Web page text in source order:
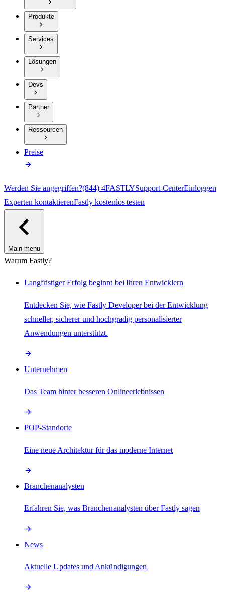
Produkte
Services
Lösungen
Devs
Partner
Ressourcen
Preise
Werden Sie angegriffen?(844) 4FASTLYSupport-CenterEinloggen
Experten kontaktierenFastly kostenlos testen
Main menu
Warum Fastly?
Langfristiger Erfolg beginnt bei Ihren Entwicklern
Entdecken Sie, wie Fastly Developer bei der Entwicklung
schneller, sicherer und hochgradig personalisierter
Anwendungen unterstützt.
Unternehmen
Das Team hinter besseren Onlineerlebnissen
POP-Standorte
Eine neue Architektur für das moderne Internet
Branchenanalysten
Erfahren Sie, was Branchenanalysten über Fastly sagen
News
Aktuelle Updates und Ankündigungen